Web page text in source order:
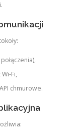
Fi,
chmurowe.